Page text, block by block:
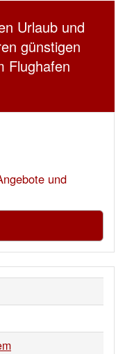
Urlaub und
günstigen
Flughafen
und